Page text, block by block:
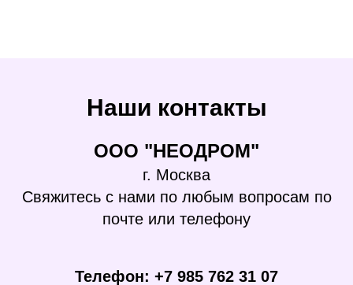
Наши контакты
ООО "НЕОДРОМ"
г. Москва
Свяжитесь с нами по любым вопросам по
почте или телефону
Телефон: +7 985 762 31 07